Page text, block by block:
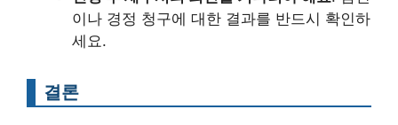
이나 경정 청구에 대한 결과를 반드시 확인하
세요.
결론